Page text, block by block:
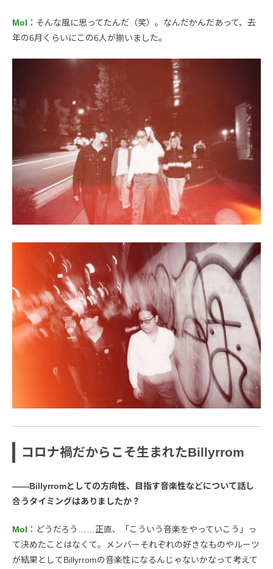
Mol ：そんな風に思ってたんだ（笑）。なんだかんだあって、去
年の6月くらいにこの6人が揃いました。
コロナ禍だからこそ生まれたBillyrrom
――Billyrromとしての方向性、目指す音楽性などについて話し
合うタイミングはありましたか？
Mol ：どうだろう……正直、「こういう音楽をやっていこう」っ
て決めたことはなくて。メンバーそれぞれの好きなものやルーツ
が結果としてBillyrromの音楽性になるんじゃないかなって考えて